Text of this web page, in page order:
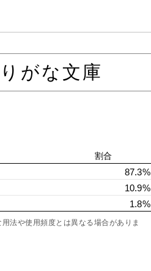
がな文庫
割合
87.3%
10.9%
1.8%
法や使用頻度とは異なる場合がありま